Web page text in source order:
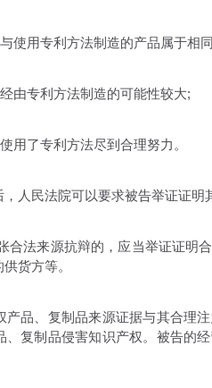
用专利方法制造的产品属于相
专利方法制造的可能性较大;
了专利方法尽到合理努力。
民法院可以要求被告举证证明
法来源抗辩的，应当举证证明
货方等。
、复制品来源证据与其合理注
、复制品侵害知识产权。被告的